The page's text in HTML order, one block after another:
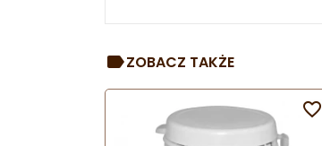
ZOBACZ TAKŻE
